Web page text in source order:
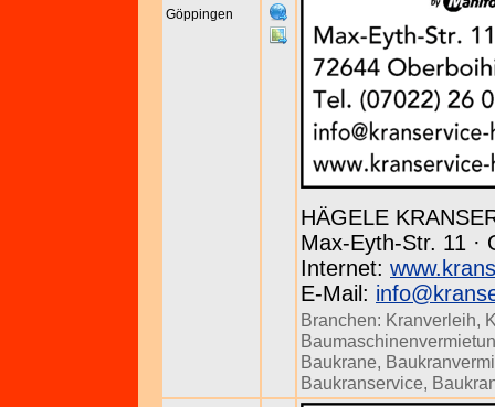
Göppingen
HÄGELE
Max-Eyth-Str. 11 ·
Internet:
E-Mail:
Branchen: Kranverleih,
Baukrane,
Baukranservice,